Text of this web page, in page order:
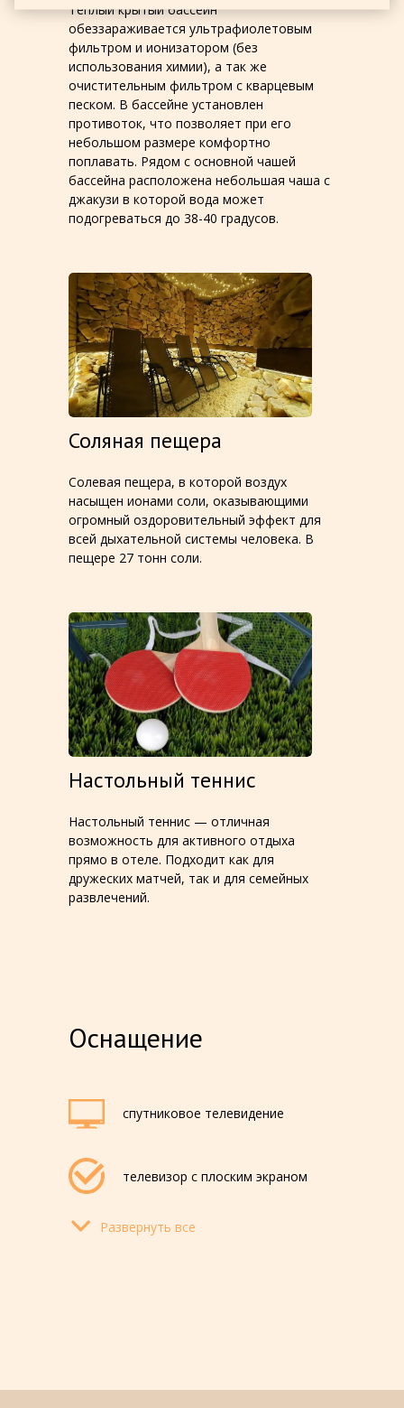
Тёплый крытый бассейн
обеззараживается ультрафиолетовым
фильтром и ионизатором (без
использования химии), а так же
очистительным фильтром с кварцевым
песком. В бассейне установлен
противоток, что позволяет при его
небольшом размере комфортно
поплавать. Рядом с основной чашей
бассейна расположена небольшая чаша с
джакузи в которой вода может
подогреваться до 38-40 градусов.
Соляная пещера
Солевая пещера, в которой воздух
насыщен ионами соли, оказывающими
огромный оздоровительный эффект для
всей дыхательной системы человека. В
пещере 27 тонн соли.
Настольный теннис
Настольный теннис — отличная
возможность для активного отдыха
прямо в отеле. Подходит как для
дружеских матчей, так и для семейных
развлечений.
Оснащение
спутниковое телевидение
телевизор с плоским экраном
светильник
Развернуть все